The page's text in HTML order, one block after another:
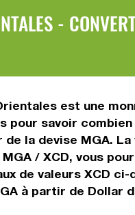
-
est une
savoir combien
la devise MGA.
/ XCD, vous
de valeurs XCD
à partir de Dollar